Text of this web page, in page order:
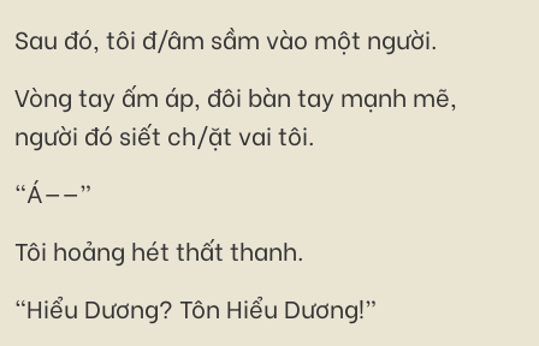
Sau đó, tôi đ/âm sầm vào một người.
Vòng tay ấm áp, đôi bàn tay mạnh mẽ,
người đó siết ch/ặt vai tôi.
“Á——”
Tôi hoảng hét thất thanh.
“Hiểu Dương? Tôn Hiểu Dương!”